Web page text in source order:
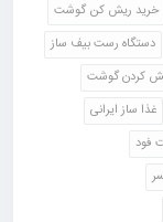
خرید ریش کن گوشت
دستگاه رست بیف ساز
کردن گوشت
غذا ساز ایرانی
فود